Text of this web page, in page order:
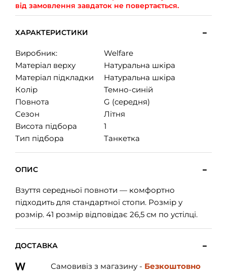
від замовлення завдаток не повертається.
ХАРАКТЕРИСТИКИ
Виробник:
Welfare
Матеріал верху
Натуральна шкіра
Матеріал підкладки
Натуральна шкіра
Колір
Темно-синій
Повнота
G (середня)
Сезон
Літня
Висота підбора
1
Тип підбора
Танкетка
ОПИС
Взуття середньої повноти — комфортно
підходить для стандартної стопи. Розмір у
розмір. 41 розмір відповідає 26,5 см по устілці.
ДОСТАВКА
Самовивіз з магазину - Безкоштовно